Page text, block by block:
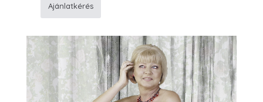
ruha
mennyiség
Ajánlatkérés